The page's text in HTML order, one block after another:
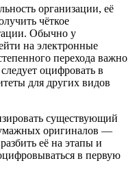
организации, её
чёткое
Обычно у
на электронные
перехода важно
оцифровать в
для других видов
существующий
оригиналов —
её на этапы и
в первую